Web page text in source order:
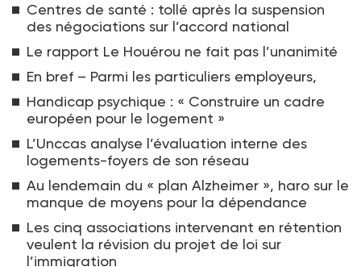
Centres de santé : tollé après la suspension
des négociations sur l’accord national
Le rapport Le Houérou ne fait pas l’unanimité
En bref – Parmi les particuliers employeurs,
Handicap psychique : « Construire un cadre
européen pour le logement »
L’Unccas analyse l’évaluation interne des
logements-foyers de son réseau
Au lendemain du « plan Alzheimer », haro sur le
manque de moyens pour la dépendance
Les cinq associations intervenant en rétention
veulent la révision du projet de loi sur
l’immigration